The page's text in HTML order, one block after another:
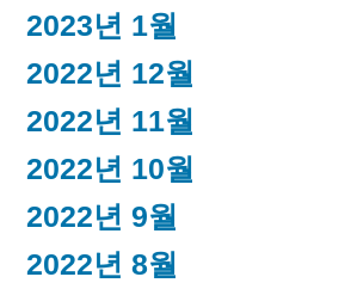
2023년 1월
2022년 12월
2022년 11월
2022년 10월
2022년 9월
2022년 8월